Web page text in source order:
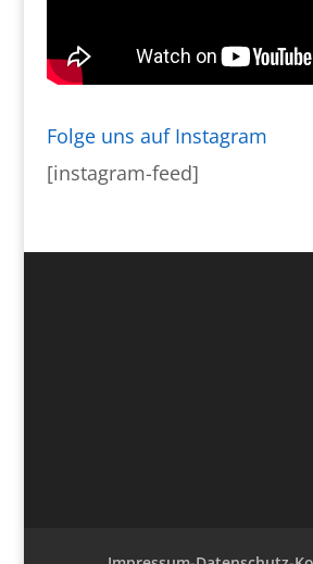
Folge uns auf Instagram
[instagram-feed]